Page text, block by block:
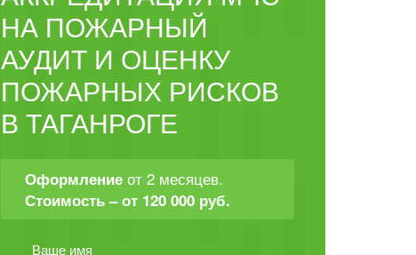
НА ПОЖАРНЫЙ
АУДИТ И ОЦЕНКУ
ПОЖАРНЫХ РИСКОВ
В ТАГАНРОГЕ
Оформление от 2 месяцев.
Стоимость – от 120 000 руб.
Ваше имя